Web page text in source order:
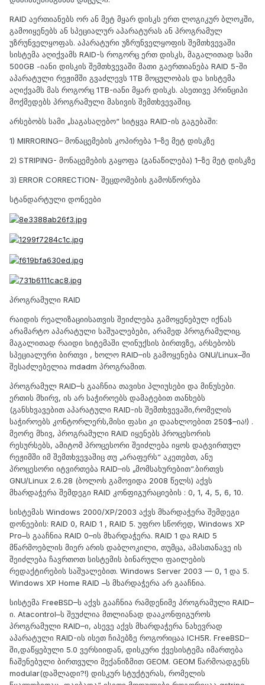
RAID აერთიანებს ორ ან მეტ მყარ დისკს ერთ ლოგიკურ ბლოკში,
გამოიყენებს ან სპეციალურ აპარატურას ან პროგრამულ
უზრუნველყოფას. აპარატური უზრუნველყოფის შემთხვევაში
სისტემა აღიქვამს RAID-ს როგორც ერთ დისკს, მაგალითად სამი
500GB -იანი დისკის შემთხვევაში მათი გაერთიანება RAID 5-ში
აპარატული რეჟიმში გვაძლევს 1TB მოცულობას და სისტემა
აღიქვამს მას როგორც 1TB-იანი მყარ დისკს. ასეთივე პრინციპი
მოქმედებს პროგრამული მასივის შემთხვევაშიც.
არსებობს სამი „საგასაღებო“ სიტყვა RAID-ის გაგებაში:
1) MIRRORING– მონაცემების კოპირება 1–ზე მეტ დისკზე
2) STRIPING- მონაცემების გაყოფა (განაწილება) 1–ზე მეტ დისკზე
3) ERROR CORRECTION- შეცდომების გამოსწორება
სტანდარტული დონეები
პროგრამული RAID
რაიდის რეალიზაციისათვის შეიძლება გამოყენებულ იქნას
არამარტო აპარატული საშუალებები, არამედ პროგრამულიც.
მაგალითად რაიდი სიტემაში ლინუქსის ბირთვზე, არსებობს
სპეციალური ბირთვი , ხოლო RAID–ის გამოყენება GNU/Linux–ში
შესაძლებელია mdadm პროგრამით.
პროგრამულ RAID–ს გააჩნია თავისი პლიუსები და მინუსები.
ერთის მხირვ, ის არ საჭიროებს დამატებით თანხებს
(განსხვავებით აპარატული RAID-ის შემთხვევაში,რომელის
საჭიროებს კონტორლერს,მისი ფასი კი დაახლოებით 250$–ია!) .
მეორე მხივ, პროგრამული RAID იყენებს პროცესორის
რესურსებს, ამიტომ პროცესორი შეიძლება იყოს დატვირთულ
რეჟიმში იმ შემთხვევაშიც თუ „არაფერს“ აკეთებთ, ანუ
პროცესორი იტვირთება RAID–ის „მომსახურებით“.ბირთვს
GNU/Linux 2.6.28 (ბოლოს გამოვიდა 2008 წელს) აქვს
მხარდაჭერა შემდეგი RAID კონფიგურაციების : 0, 1, 4, 5, 6, 10.
სისტემას Windows 2000/XP/2003 აქვს მხარდაჭერა შემდეგი
დონეების: RAID 0, RAID 1 , RAID 5. უფრო სწორედ, Windows XP
Pro–ს გააჩნია RAID 0–ის მხარდაჭერა. RAID 1 და RAID 5
მწარმოებლის მიერ არის დაბლოკილი, თუმცა, ამასთანავე ის
შეიძლება ჩავრთოთ სისტემის ბინარული ფაილების
რედაქტირების საშუალებით. Windows Server 2003 — 0, 1 და 5.
Windows XP Home RAID –ს მხარდაჭერა არ გააჩნია.
სისტემა FreeBSD–ს აქვს გააჩნია რამდენიმე პროგრამული RAID–
ი. Atacontrol–ს შეუძლია მთლიანად დააკონფიგუროს
პროგრამული RAID–ი, ასევე აქვს მხარდაჭერა ნახევრად
აპარატული RAID-ის ისეთ ჩიპებზე როგორიცაა ICH5R. FreeBSD–
ში,დაწყებული 5.0 ვერსიიდან, დისკური ქვესისტემა იმართება
ჩაშენებული ბირთვული მექანიზმით GEOM. GEOM წარმოადგენს
modular(დაშლადი?!) დისკურ სტუქტურას, რომელის